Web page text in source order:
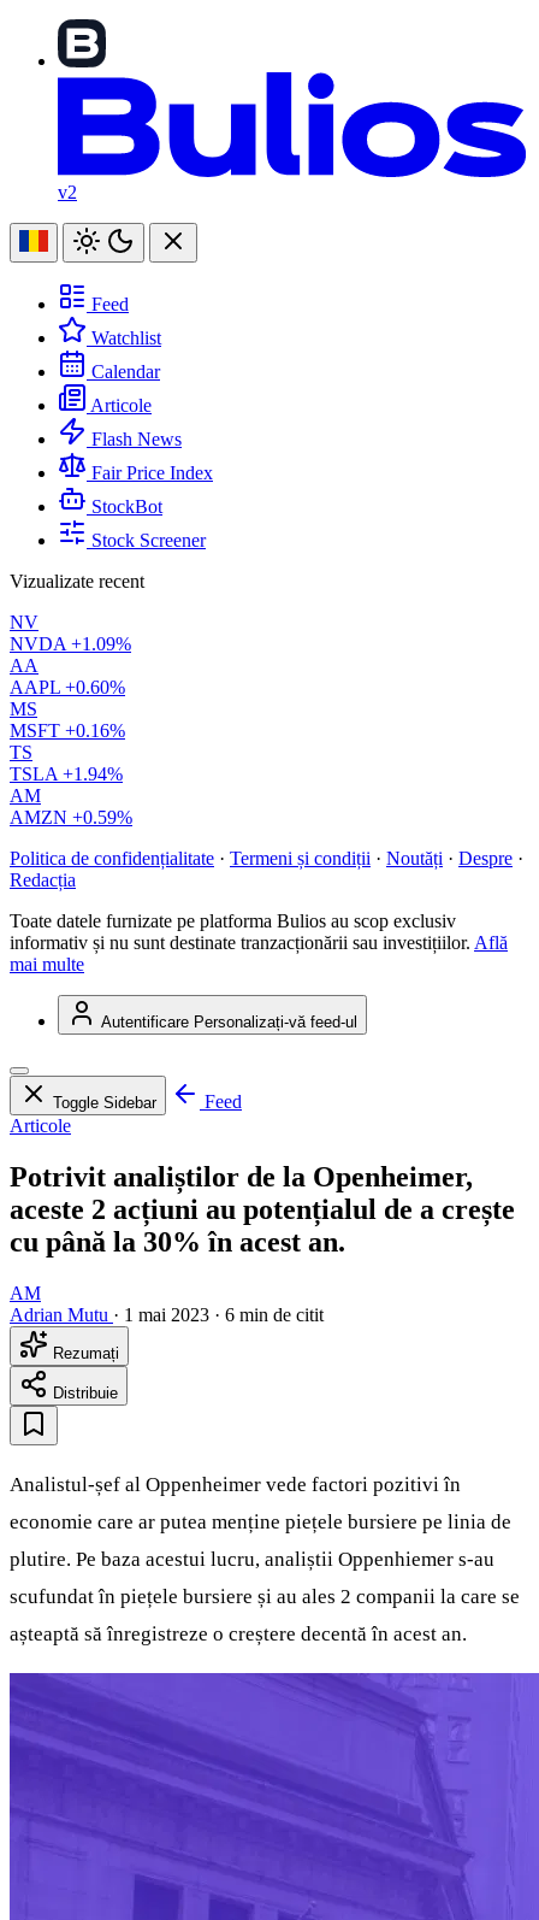
v2
Feed
Watchlist
Calendar
Articole
Flash News
Fair Price Index
StockBot
Stock Screener
Vizualizate recent
NV
NVDA +1.09%
AA
AAPL +0.60%
MS
MSFT +0.16%
TS
TSLA +1.94%
AM
AMZN +0.59%
Politica de confidențialitate · Termeni și condiții · Noutăți · Despre ·
Redacția
Toate datele furnizate pe platforma Bulios au scop exclusiv
informativ și nu sunt destinate tranzacționării sau investițiilor. Află
mai multe
Autentificare Personalizați-vă feed-ul
Toggle Sidebar
Feed
Articole
Potrivit analiștilor de la Openheimer,
aceste 2 acțiuni au potențialul de a crește
cu până la 30% în acest an.
AM
Adrian Mutu · 1 mai 2023 · 6 min de citit
Rezumați
Distribuie
Analistul-șef al Oppenheimer vede factori pozitivi în
economie care ar putea menține piețele bursiere pe linia de
plutire. Pe baza acestui lucru, analiștii Oppenhiemer s-au
scufundat în piețele bursiere și au ales 2 companii la care se
așteaptă să înregistreze o creștere decentă în acest an.